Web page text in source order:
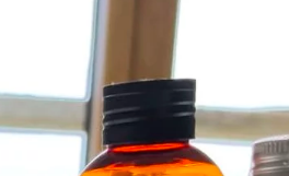
de mémoire